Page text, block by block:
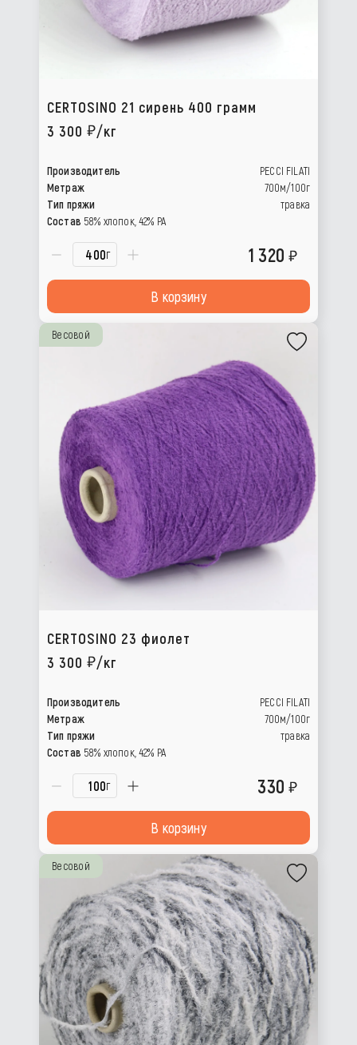
CERTOSINO 21 сирень 400 грамм
3 300
/кг
Производитель
PECCI FILATI
Метраж
700м/100г
Тип пряжи
травка
Состав 58% хлопок, 42% РА
г 1 320
В корзину
Весовой
CERTOSINO 23 фиолет
3 300
/кг
Производитель
PECCI FILATI
Метраж
700м/100г
Тип пряжи
травка
Состав 58% хлопок, 42% РА
г 330
В корзину
Весовой